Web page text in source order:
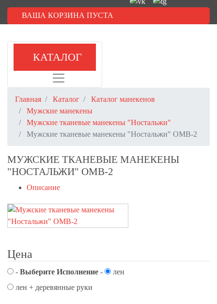
ВАША КОРЗИНА ПУСТА
КАТАЛОГ
Главная Каталог
Каталог манекенов
Мужские манекены
Мужские тканевые манекены "Ностальжи"
Мужские тканевые манекены "Ностальжи" ОМВ-2
МУЖСКИЕ ТКАНЕВЫЕ МАНЕКЕНЫ
"НОСТАЛЬЖИ" ОМВ-2
Описание
Цена
- Выберите Исполнение -
лен
лен + деревянные руки